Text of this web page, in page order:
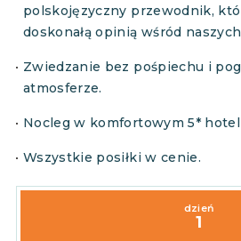
polskojęzyczny przewodnik,
doskonałą opinią wśród
Zwiedzanie bez pośpiechu i
atmosferze.
Nocleg w komfortowym 5*
Wszystkie posiłki w cenie.
dzień
1